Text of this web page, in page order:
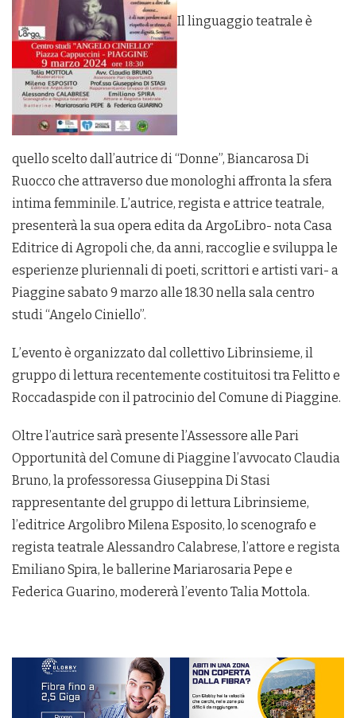
Il linguaggio teatrale è
quello scelto dall’autrice di “Donne”, Biancarosa Di
Ruocco che attraverso due monologhi affronta la sfera
intima femminile. L’autrice, regista e attrice teatrale,
presenterà la sua opera edita da ArgoLibro- nota Casa
Editrice di Agropoli che, da anni, raccoglie e sviluppa le
esperienze pluriennali di poeti, scrittori e artisti vari- a
Piaggine sabato 9 marzo alle 18.30 nella sala centro
studi “Angelo Ciniello”.
L’evento è organizzato dal collettivo Librinsieme, il
gruppo di lettura recentemente costituitosi tra Felitto e
Roccadaspide con il patrocinio del Comune di Piaggine.
Oltre l’autrice sarà presente l’Assessore alle Pari
Opportunità del Comune di Piaggine l’avvocato Claudia
Bruno, la professoressa Giuseppina Di Stasi
rappresentante del gruppo di lettura Librinsieme,
l’editrice Argolibro Milena Esposito, lo scenografo e
regista teatrale Alessandro Calabrese, l’attore e regista
Emiliano Spira, le ballerine Mariarosaria Pepe e
Federica Guarino, modererà l’evento Talia Mottola.